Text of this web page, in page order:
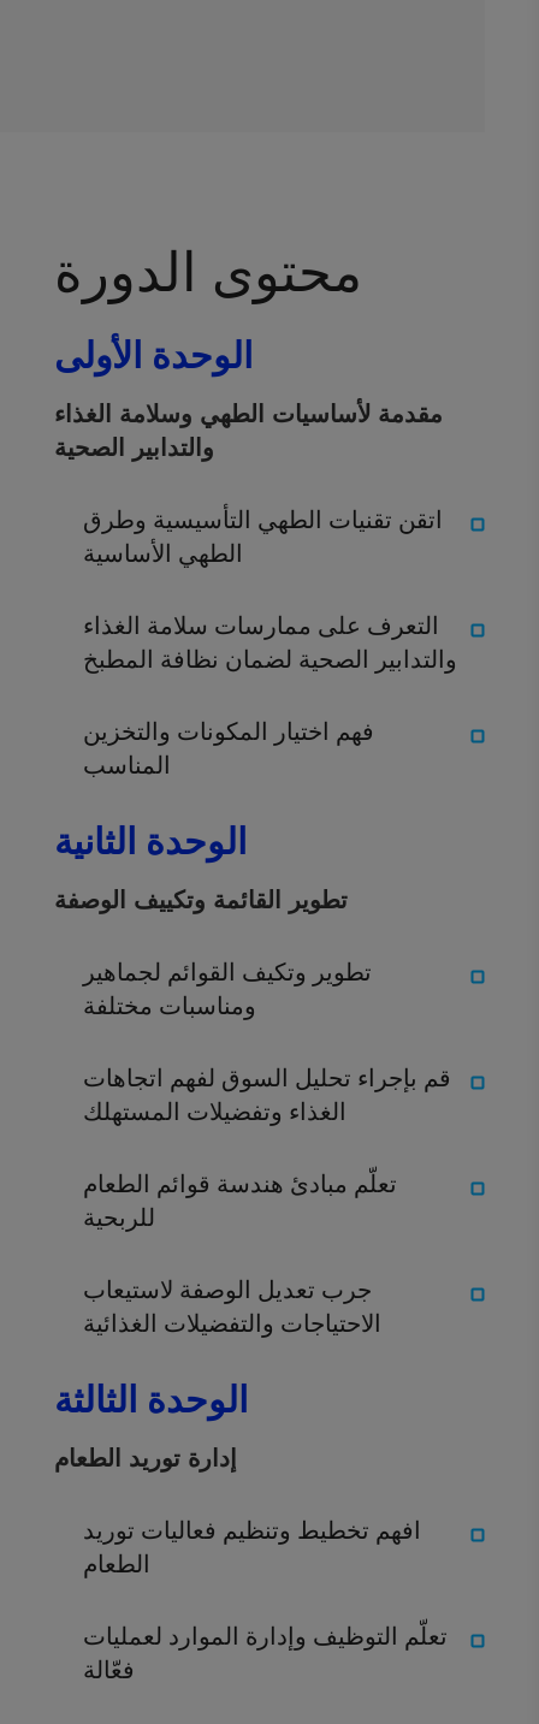
محتوى الدورة
الوحدة الأولى
مقدمة لأساسيات الطهي وسلامة الغذاء
والتدابير الصحية
اتقن تقنيات الطهي التأسيسية وطرق
الطهي الأساسية
التعرف على ممارسات سلامة الغذاء
والتدابير الصحية لضمان نظافة المطبخ
فهم اختيار المكونات والتخزين
المناسب
الوحدة الثانية
تطوير القائمة وتكييف الوصفة
تطوير وتكيف القوائم لجماهير
ومناسبات مختلفة
قم بإجراء تحليل السوق لفهم اتجاهات
الغذاء وتفضيلات المستهلك
تعلّم مبادئ هندسة قوائم الطعام
للربحية
جرب تعديل الوصفة لاستيعاب
الاحتياجات والتفضيلات الغذائية
الوحدة الثالثة
إدارة توريد الطعام
افهم تخطيط وتنظيم فعاليات توريد
الطعام
تعلّم التوظيف وإدارة الموارد لعمليات
فعّالة